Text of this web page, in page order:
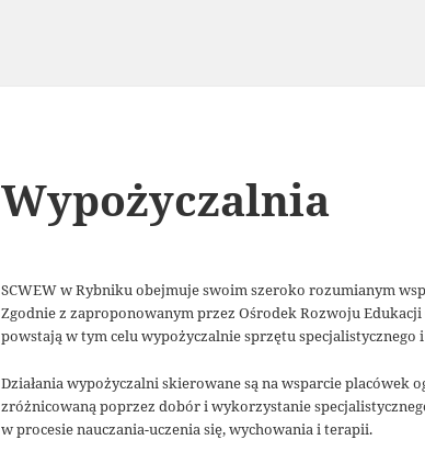
Wypożyczalnia
SCWEW w Rybniku obejmuje swoim szeroko rozumianym
Zgodnie z zaproponowanym przez Ośrodek Rozwoju Edukacji
powstają w tym celu wypożyczalnie sprzętu specjalistycznego
Działania wypożyczalni skierowane są na wsparcie placówek
zróżnicowaną poprzez dobór i wykorzystanie
w procesie nauczania-uczenia się, wychowania i terapii.